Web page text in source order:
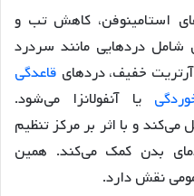
استامینوفن، کاهش تب و
دردهایی مانند سردرد
خفیف، دردهای قاعدگی
یا آنفولانزا می‌شود.
و با اثر بر مرکز تنظیم
بدن کمک می‌کند. همین
نقش دارد.